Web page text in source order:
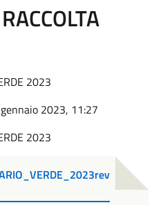
2023
2023, 11:27
2023